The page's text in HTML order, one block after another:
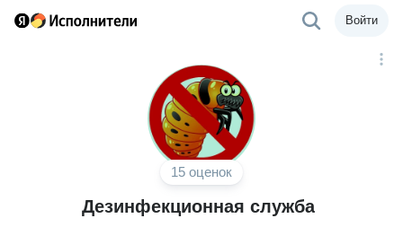
Войти
15 оценок
Дезинфекционная служба